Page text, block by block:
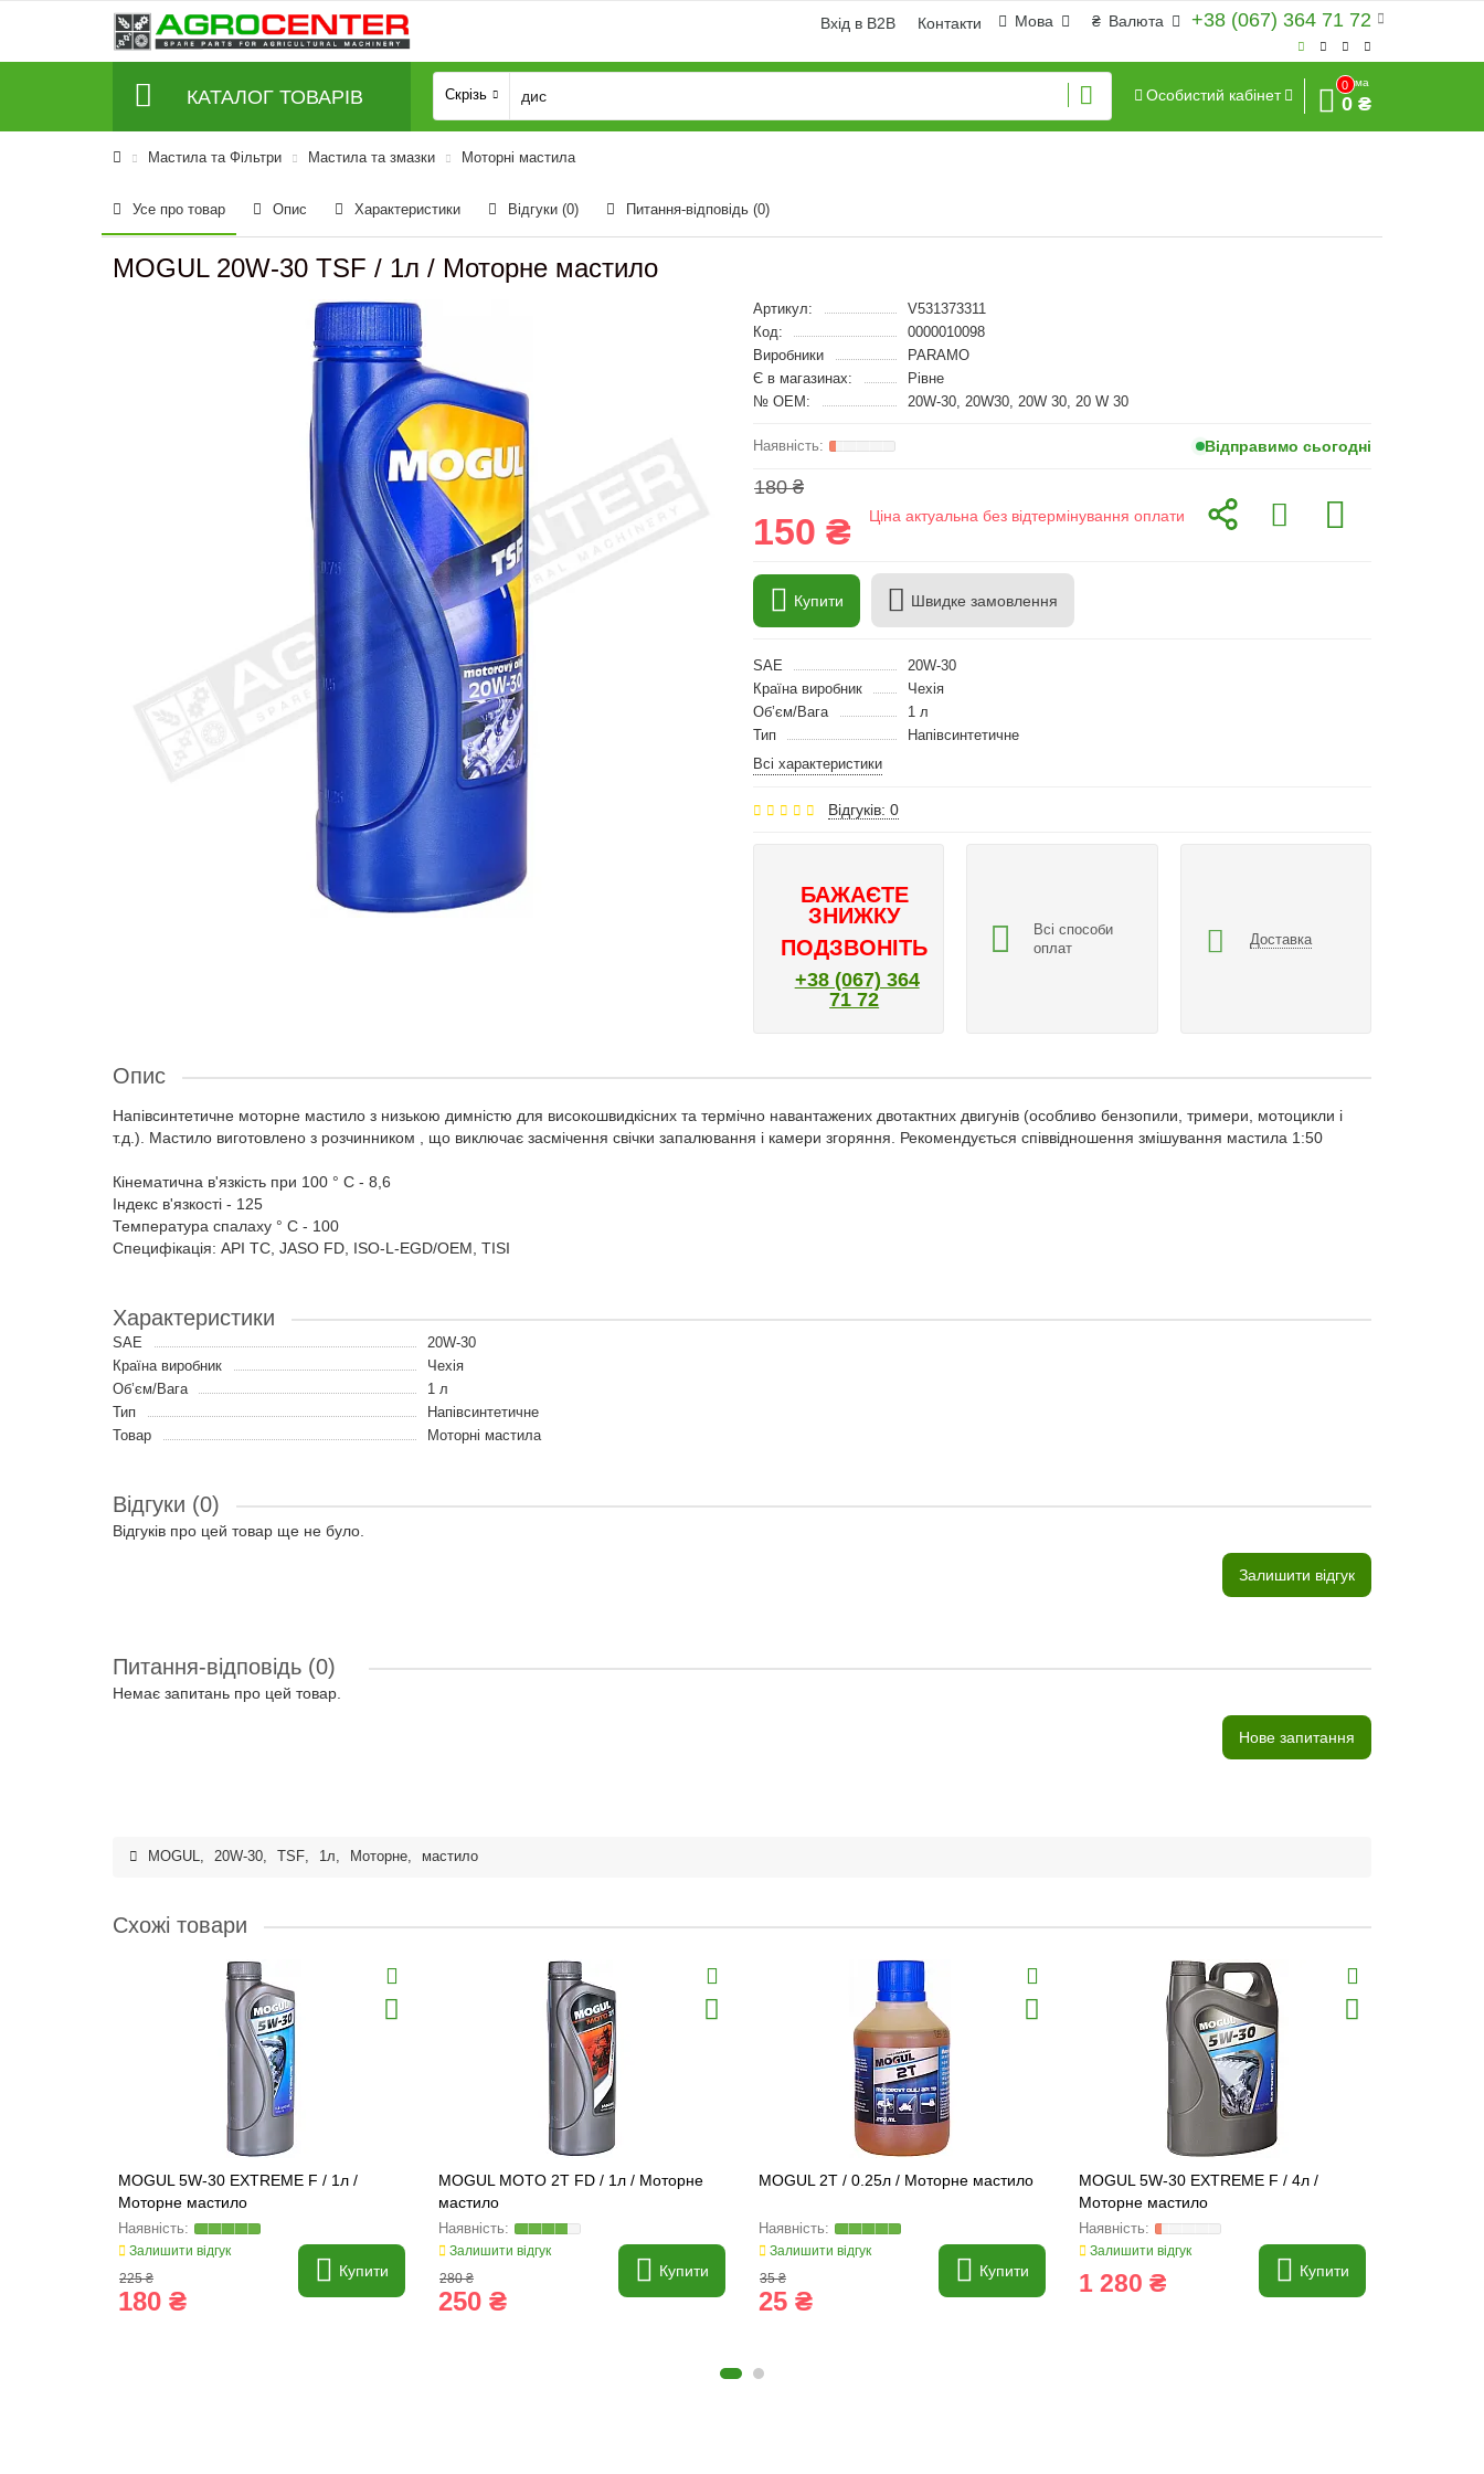
+38 (067) 364 71 72
₴ Валюта
Мова
Вхід в B2B Контакти
КАТАЛОГ ТОВАРІВ Скрізь Особистий кабінет
0
Сума
0 ₴
Мастила та Фільтри Мастила та змазки Моторні мастила
Усе про товар Опис Характеристики Відгуки (0) Питання-відповідь (0)
MOGUL 20W-30 TSF / 1л / Моторне мастило
Артикул:
V531373311
Код:
0000010098
Виробники
PARAMO
Є в магазинах:
Рівне
№ OEM:
20W-30, 20W30, 20W 30, 20 W 30
Відправимо сьогодні
180 ₴
150 ₴ Ціна актуальна без відтермінування оплати
Купити Швидке замовлення
SAE
20W-30
Країна виробник
Чехія
Об’єм/Вага
1 л
Тип
Напівсинтетичне
Всі характеристики
Відгуків: 0
БАЖАЄТЕ
ЗНИЖКУ
ПОДЗВОНІТЬ
+38 (067) 364
71 72
Всі способи
оплат
Доставка
Опис
Напівсинтетичне моторне мастило з низькою димністю для високошвидкісних та термічно навантажених двотактних двигунів (особливо бензопили, тримери, мотоцикли і
т.д.). Мастило виготовлено з розчинником , що виключає засмічення свічки запалювання і камери згоряння. Рекомендується співвідношення змішування мастила 1:50
Кінематична в'язкість при 100 ° С - 8,6
Індекс в'язкості - 125
Температура спалаху ° C - 100
Специфікація: API TC, JASO FD, ISO-L-EGD/OEM, TISI
Характеристики
SAE
20W-30
Країна виробник
Чехія
Об’єм/Вага
1 л
Тип
Напівсинтетичне
Товар
Моторні мастила
Відгуки (0)
Відгуків про цей товар ще не було.
Залишити відгук
Питання-відповідь (0)
Немає запитань про цей товар.
Нове запитання
MOGUL, 20W-30, TSF, 1л, Моторне, мастило
Схожі товари
MOGUL 5W-30 EXTREME F / 1л /
Моторне мастило
Залишити відгук
225 ₴
180 ₴
Купити
MOGUL MOTO 2T FD / 1л / Моторне
мастило
Залишити відгук
280 ₴
250 ₴
Купити
MOGUL 2T / 0.25л / Моторне мастило
Залишити відгук
35 ₴
25 ₴
Купити
MOGUL 5W-30 EXTREME F / 4л /
Моторне мастило
Залишити відгук
1 280 ₴ Купити